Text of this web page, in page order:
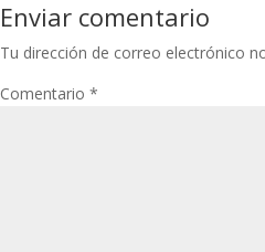
Enviar comentario
Tu dirección de correo electrónico
Comentario*